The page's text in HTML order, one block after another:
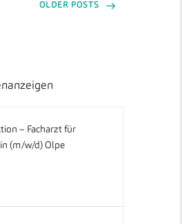
OLDER POSTS
– Facharzt für
(m/w/d) Olpe